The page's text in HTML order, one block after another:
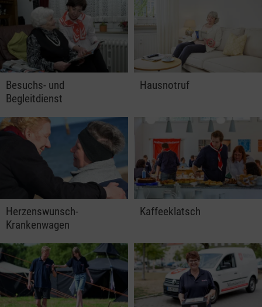
Besuchs- und
Begleitdienst
Hausnotruf
Herzenswunsch-
Krankenwagen
Kaffeeklatsch